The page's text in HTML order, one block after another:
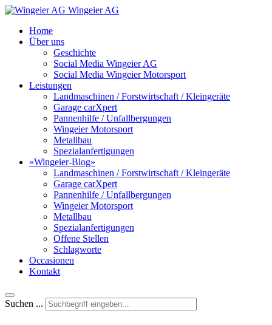
Wingeier AG
Home
Über uns
Geschichte
Social Media Wingeier AG
Social Media Wingeier Motorsport
Leistungen
Landmaschinen / Forstwirtschaft / Kleingeräte
Garage carXpert
Pannenhilfe / Unfallbergungen
Wingeier Motorsport
Metallbau
Spezialanfertigungen
«Wingeier-Blog»
Landmaschinen / Forstwirtschaft / Kleingeräte
Garage carXpert
Pannenhilfe / Unfallbergungen
Wingeier Motorsport
Metallbau
Spezialanfertigungen
Offene Stellen
Schlagworte
Occasionen
Kontakt
Suchen ...